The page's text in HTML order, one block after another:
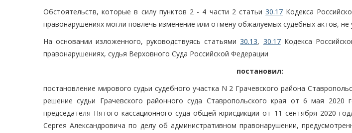
Обстоятельств, которые в силу пунктов 2 - 4 части 2 статьи30.17 Кодекса
правонарушениях могли повлечь изменение или отмену обжалуемых судебных актов, не
На основании изложенного, руководствуясь статьями30.13, 30.17Кодекса
правонарушениях, судья Верховного Суда Российской Федерации
постановил:
постановление мирового судьи судебного участка N 2 Грачевского района
решение судьи Грачевского районного суда Ставропольского края от 6 мая 2020
председателя Пятого кассационного суда общей юрисдикции от 11 сентября 2020
Сергея Александровича по делу об административном правонарушении,